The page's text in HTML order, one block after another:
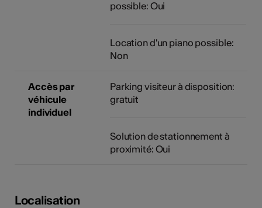
possible: Oui
Location d'un piano possible:
Non
Accès par
véhicule
individuel
Parking visiteur à disposition:
gratuit
Solution de stationnement à
proximité: Oui
Localisation